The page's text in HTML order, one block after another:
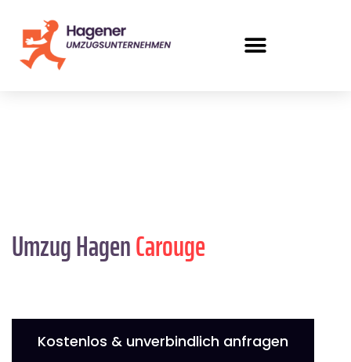
Umzug HagenCarouge
Kostenlos & unverbindlich anfragen